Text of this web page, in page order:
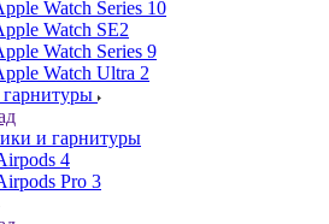
Watch Series 10
Watch SE2
Watch Series 9
Watch Ultra 2
и гарнитуры
4
Pro 3